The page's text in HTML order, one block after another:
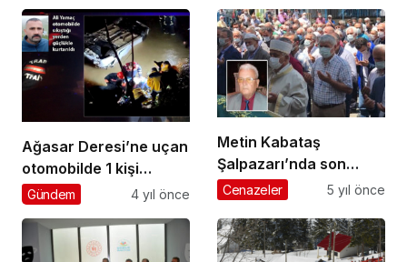
Ağasar Deresi’ne uçan
otomobilde 1 kişi
yaralandı
Gündem 4 yıl önce
Metin Kabataş
Şalpazarı’nda son
yolculuğuna uğurlandı
Cenazeler 5 yıl önce